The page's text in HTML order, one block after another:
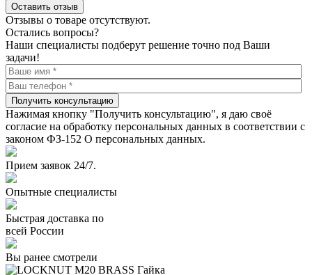
Оставить отзыв
Отзывы о товаре отсутствуют.
Остались вопросы?
Наши специалисты подберут решение точно под Ваши
задачи!
Получить консультацию
Нажимая кнопку "Получить консультацию", я даю своё
согласие на обработку персональных данных в соответствии с
законом ФЗ-152 О персональных данных.
Прием заявок 24/7.
Опытные специалисты
Быстрая доставка по
всей России
Вы ранее смотрели